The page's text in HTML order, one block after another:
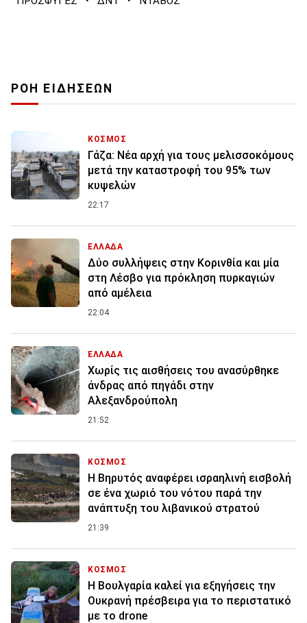
ΡΟΗ ΕΙΔΗΣΕΩΝ
ΚΟΣΜΟΣ
Γάζα: Νέα αρχή για τους μελισσοκόμους
μετά την καταστροφή του 95% των
κυψελών
22:17
ΕΛΛΑΔΑ
Δύο συλλήψεις στην Κορινθία και μία
στη Λέσβο για πρόκληση πυρκαγιών
από αμέλεια
22:04
ΕΛΛΑΔΑ
Χωρίς τις αισθήσεις του ανασύρθηκε
άνδρας από πηγάδι στην
Αλεξανδρούπολη
21:52
ΚΟΣΜΟΣ
Η Βηρυτός αναφέρει ισραηλινή εισβολή
σε ένα χωριό του νότου παρά την
ανάπτυξη του λιβανικού στρατού
21:39
ΚΟΣΜΟΣ
Η Βουλγαρία καλεί για εξηγήσεις την
Ουκρανή πρέσβειρα για το περιστατικό
με το drone